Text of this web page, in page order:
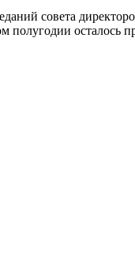
совета
осталось